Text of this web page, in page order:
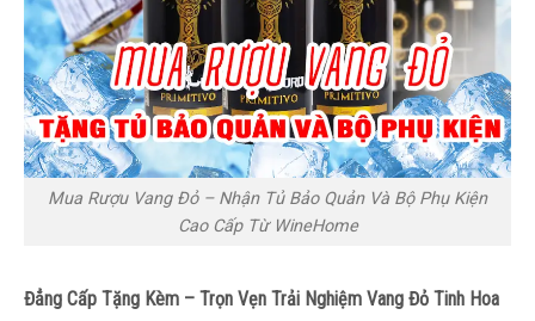
Mua Rượu Vang Đỏ – Nhận Tủ Bảo Quản Và Bộ Phụ Kiện
Cao Cấp Từ WineHome
Đẳng Cấp Tặng Kèm – Trọn Vẹn Trải Nghiệm Vang Đỏ Tinh Hoa